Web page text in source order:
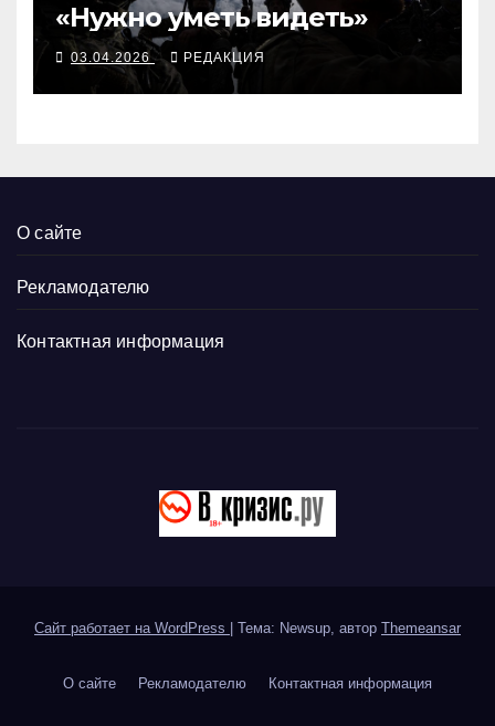
«Нужно уметь видеть»
03.04.2026 РЕДАКЦИЯ
О сайте
Рекламодателю
Контактная информация
Сайт работает на WordPress | Тема: Newsup, автор Themeansar
О сайте Рекламодателю Контактная информация